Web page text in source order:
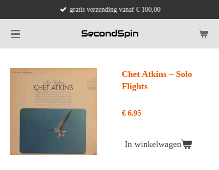
naar
de
gratis verzending vanaf € 100,00
Chet Atkins ‎– Solo
Flights
€ 6,95
In winkelwagen